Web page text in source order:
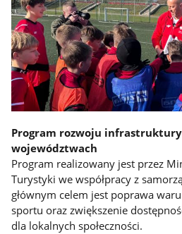
Program rozwoju
województwach
Program realizowany jest przez
Turystyki we współpracy z
głównym celem jest poprawa
sportu oraz zwiększenie
dla lokalnych społeczności.